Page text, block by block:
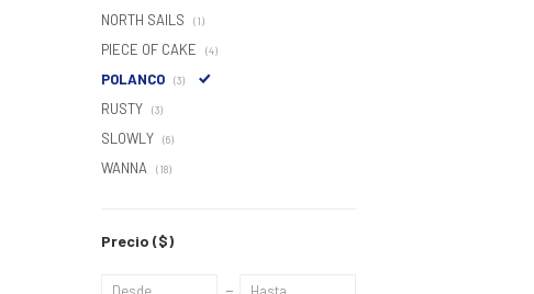
NORTH SAILS (1)
PIECE OF CAKE (4)
POLANCO (3)
RUSTY (3)
SLOWLY (6)
WANNA (18)
Precio ($)